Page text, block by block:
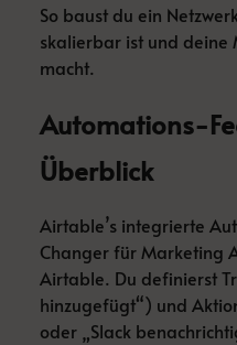
So baust du ein
skalierbar ist und deine
macht.
Automations-
Überblick
Airtable’s integrierte
Changer für Marketing
Airtable. Du definierst
hinzugefügt“) und
oder „Slack